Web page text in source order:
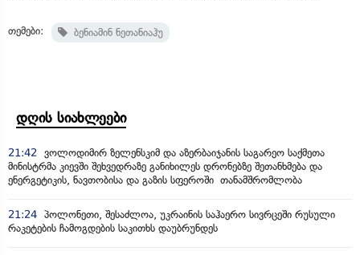
თემები: ბენიამინ ნეთანიაჰუ
დღის სიახლეები
21:42
ვოლოდიმირ ზელენსკიმ და აზერბაიჯანის საგარეო საქმეთა
მინისტრმა კიევში შეხვედრაზე განიხილეს დრონებზე შეთანხმება და
ენერგეტიკის, ნავთობისა და გაზის სფეროში თანამშრომლობა
21:24 პოლონეთი, შესაძლოა, უკრაინის საჰაერო სივრცეში რუსული
რაკეტების ჩამოგდების საკითხს დაუბრუნდეს